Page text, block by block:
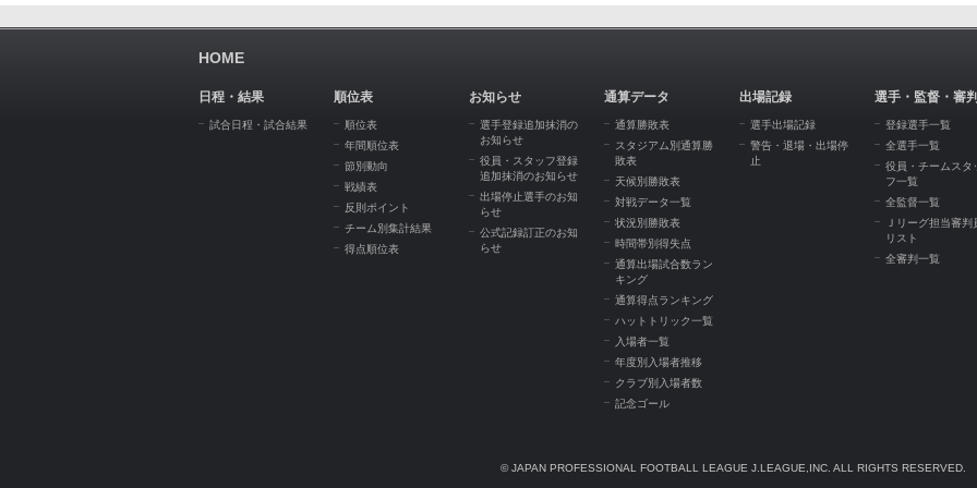
HOME
日程・結果
試合日程・試合結果
順位表
順位表
年間順位表
節別動向
戦績表
反則ポイント
チーム別集計結果
得点順位表
お知らせ
選手登録追加抹消の
お知らせ
役員・スタッフ登録
追加抹消のお知らせ
出場停止選手のお知
らせ
公式記録訂正のお知
らせ
通算データ
通算勝敗表
スタジアム別通算勝
敗表
天候別勝敗表
対戦データ一覧
状況別勝敗表
時間帯別得失点
通算出場試合数ラン
キング
通算得点ランキング
ハットトリック一覧
入場者一覧
年度別入場者推移
クラブ別入場者数
記念ゴール
出場記録
選手出場記録
警告・退場・出場停
止
選手・監督・審判
登録選手一覧
全選手一覧
役員・チームスタ
フ一覧
全監督一覧
Ｊリーグ担当審判
リスト
全審判一覧
© JAPAN PROFESSIONAL FOOTBALL LEAGUE J.LEAGUE,INC. ALL RIGHTS RESERVED.